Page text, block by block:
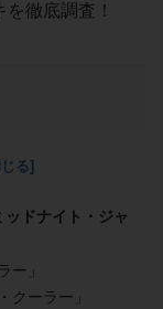
徹底調査！
ドナイト・ジャ
ー」
クーラー」